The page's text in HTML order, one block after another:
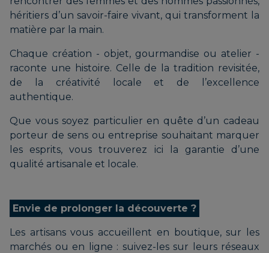
héritiers d’un savoir-faire vivant, qui transforment la
matière par la main.
Chaque création - objet, gourmandise ou atelier -
raconte une histoire. Celle de la tradition revisitée,
de la créativité locale et de l’excellence
authentique.
Que vous soyez particulier en quête d’un cadeau
porteur de sens ou entreprise souhaitant marquer
les esprits, vous trouverez ici la garantie d’une
qualité artisanale et locale.
Envie de prolonger la découverte ?
Les artisans vous accueillent en boutique, sur les
marchés ou en ligne : suivez-les sur leurs réseaux